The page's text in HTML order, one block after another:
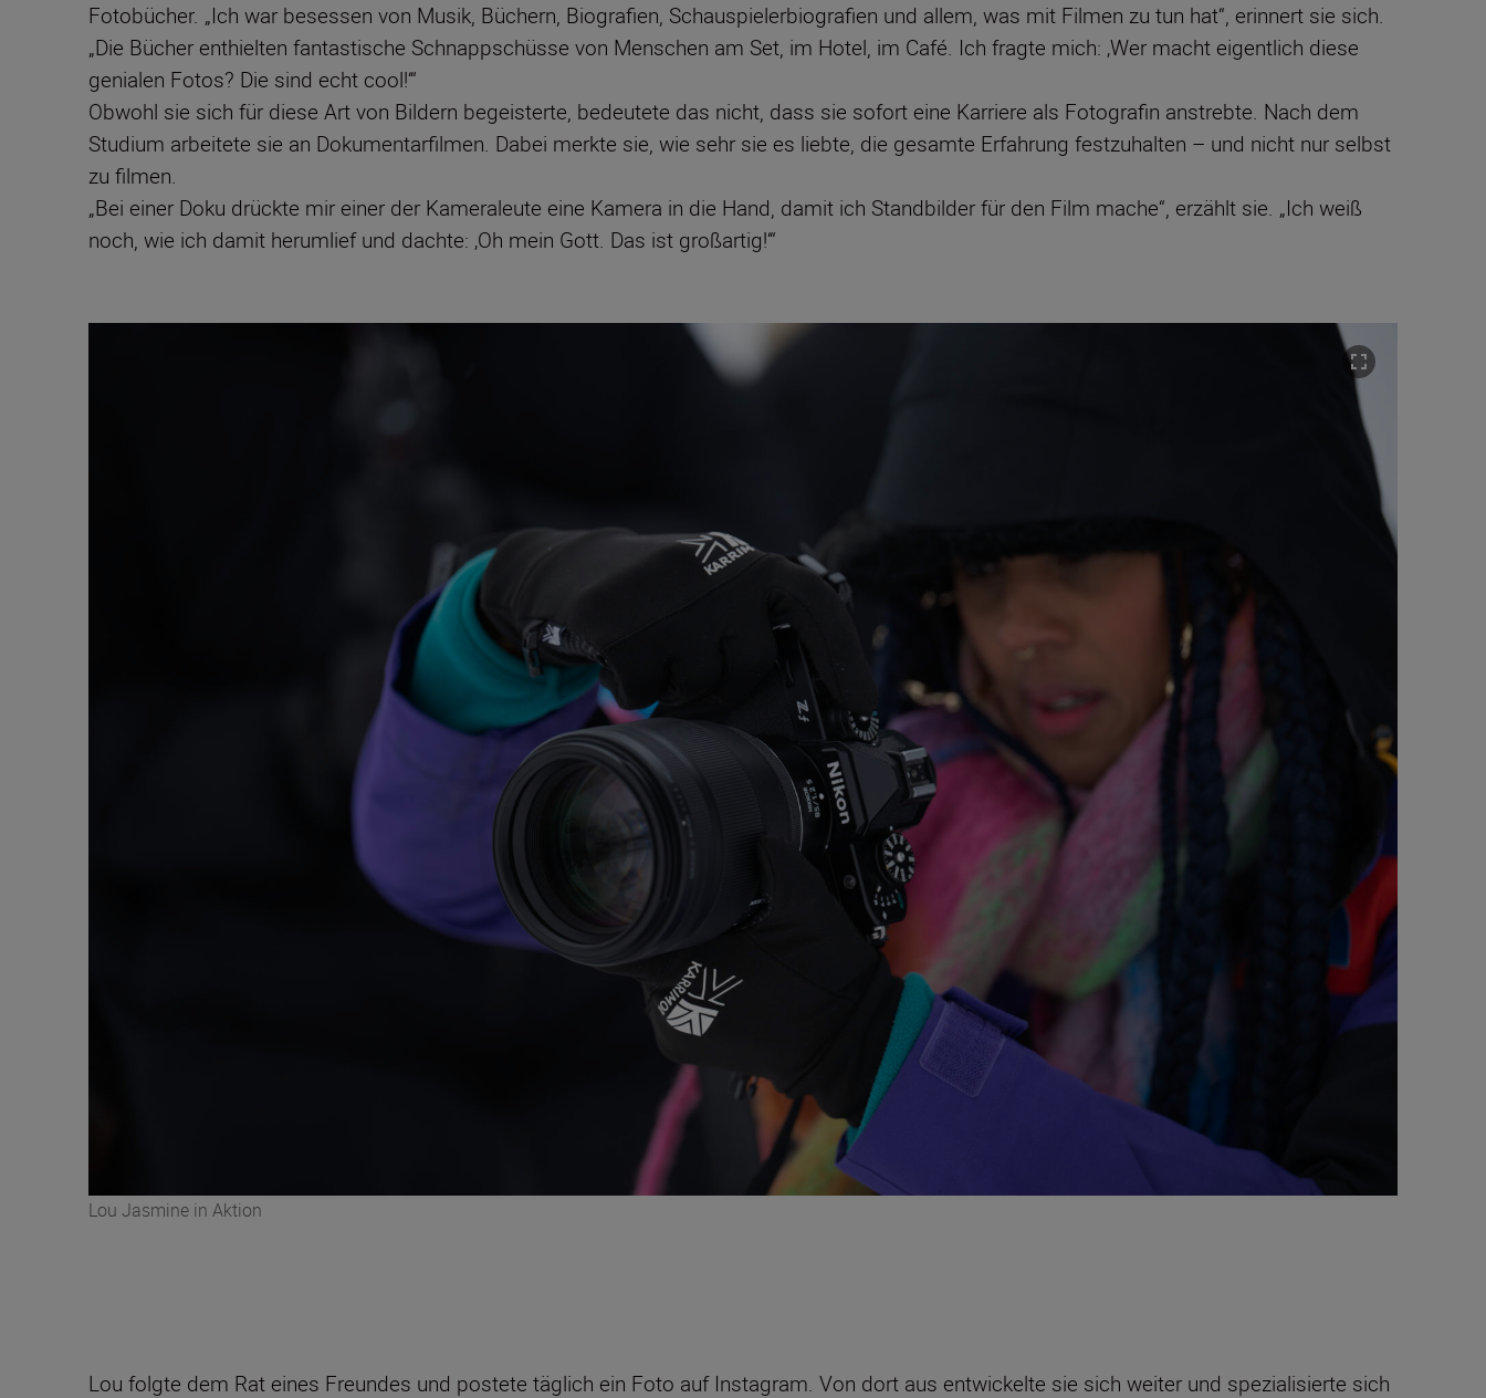
Fotobücher. „Ich war besessen von Musik, Büchern, Biografien, Schauspielerbiografien und allem, was mit Filmen zu tun hat“, erinnert sie sich.
„Die Bücher enthielten fantastische Schnappschüsse von Menschen am Set, im Hotel, im Café. Ich fragte mich: ‚Wer macht eigentlich diese
genialen Fotos? Die sind echt cool!‘“
Obwohl sie sich für diese Art von Bildern begeisterte, bedeutete das nicht, dass sie sofort eine Karriere als Fotografin anstrebte. Nach dem
Studium arbeitete sie an Dokumentarfilmen. Dabei merkte sie, wie sehr sie es liebte, die gesamte Erfahrung festzuhalten – und nicht nur selbst
zu filmen.
„Bei einer Doku drückte mir einer der Kameraleute eine Kamera in die Hand, damit ich Standbilder für den Film mache“, erzählt sie. „Ich weiß
noch, wie ich damit herumlief und dachte: ‚Oh mein Gott. Das ist großartig!‘“
Lou Jasmine in Aktion
Lou folgte dem Rat eines Freundes und postete täglich ein Foto auf Instagram. Von dort aus entwickelte sie sich weiter und spezialisierte sich